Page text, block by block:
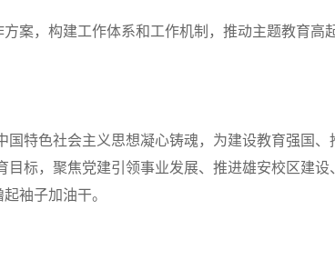
，构建工作体系和工作机制，推动主题教育高起
特色社会主义思想凝心铸魂，为建设教育强国、
目标，聚焦党建引领事业发展、推进雄安校区建设
袖子加油干。